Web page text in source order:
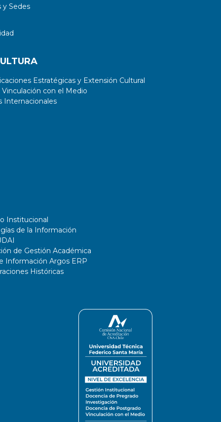
Sedes
Estratégicas y Extensión Cultural
con el Medio
Internacionales
Institucional
de la Información
de Gestión Académica
Información Argos ERP
Históricas